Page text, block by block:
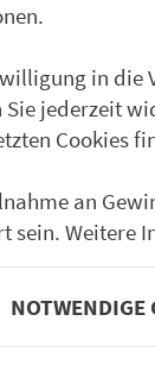
Gewähr)
Nürn­berg
in die
Sie jederzeit
Cookies
an
sein. Weitere
NOTWENDIGE